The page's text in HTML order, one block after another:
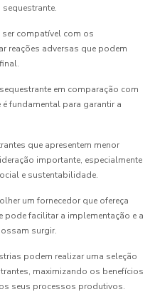
ser compatível com os
reações adversas que podem
em comparação com
é fundamental para garantir a
que apresentem menor
importante, especialmente
e sustentabilidade.
um fornecedor que ofereça
pode facilitar a implementação e a
surgir.
podem realizar uma seleção
maximizando os benefícios
seus processos produtivos.